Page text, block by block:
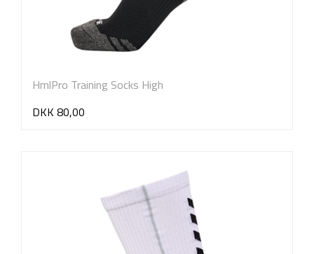
HmlPro Training Socks High
DKK 80,00